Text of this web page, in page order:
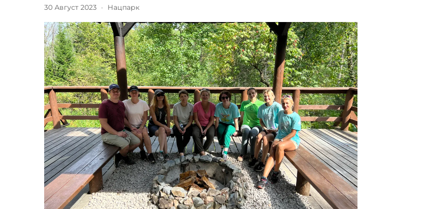
30 Август 2023 · Нацпарк